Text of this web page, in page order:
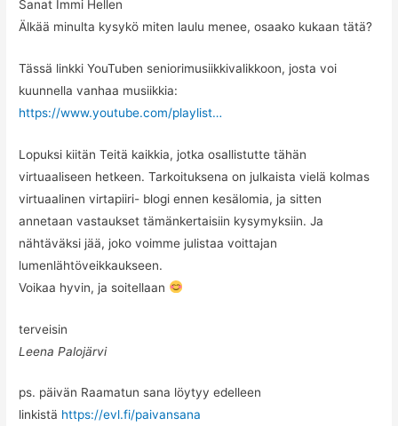
Sanat Immi Hellen
Älkää minulta kysykö miten laulu menee, osaako kukaan tätä?
Tässä linkki YouTuben seniorimusiikkivalikkoon, josta voi
kuunnella vanhaa musiikkia:
https://www.youtube.com/playlist…
Lopuksi kiitän Teitä kaikkia, jotka osallistutte tähän
virtuaaliseen hetkeen. Tarkoituksena on julkaista vielä kolmas
virtuaalinen virtapiiri- blogi ennen kesälomia, ja sitten
annetaan vastaukset tämänkertaisiin kysymyksiin. Ja
nähtäväksi jää, joko voimme julistaa voittajan
lumenlähtöveikkaukseen.
Voikaa hyvin, ja soitellaan
terveisin
Leena Palojärvi
ps. päivän Raamatun sana löytyy edelleen
linkistä https://evl.fi/paivansana